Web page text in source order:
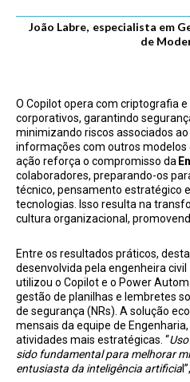
João Labre, especialista em
de
O Copilot opera com criptografia
corporativos, garantindo
minimizando riscos associados
informações com outros modelos
ação reforça o compromisso da
colaboradores, preparando-os
técnico, pensamento estratégico
tecnologias. Isso resulta na
cultura organizacional,
Entre os resultados práticos,
desenvolvida pela engenheira civil
utilizou o Copilot e o Power
gestão de planilhas e lembretes
de segurança (NRs). A solução
mensais da equipe de
atividades mais estratégicas. “
sido fundamental para melhorar
entusiasta da inteligência artificia